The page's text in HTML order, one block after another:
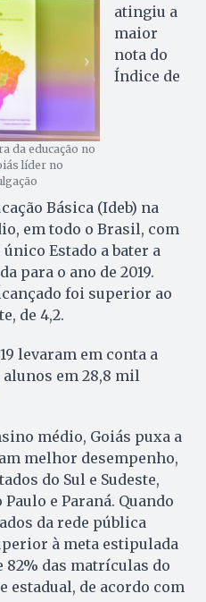
da educação no
líder no
atingiu a
maior
nota do
Índice de
Básica (Ideb) na
em todo o Brasil, com
Estado a bater a
para o ano de 2019.
foi superior ao
de 4,2.
levaram em conta a
em 28,8 mil
médio, Goiás puxa a
melhor desempenho,
do Sul e Sudeste,
e Paraná. Quando
da rede pública
à meta estipulada
82% das matrículas do
estadual, de acordo com